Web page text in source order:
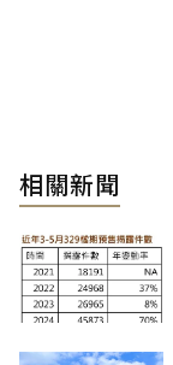
相關新聞